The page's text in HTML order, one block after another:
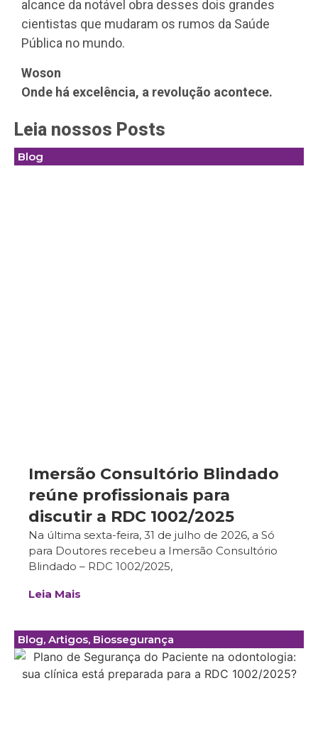
alcance da notável obra desses dois grandes
cientistas que mudaram os rumos da Saúde
Pública no mundo.
Woson
Onde há excelência, a revolução acontece.
Leia nossos Posts
Blog
Imersão Consultório Blindado
reúne profissionais para
discutir a RDC 1002/2025
Na última sexta-feira, 31 de julho de 2026, a Só
para Doutores recebeu a Imersão Consultório
Blindado – RDC 1002/2025,
Leia Mais
Blog, Artigos, Biossegurança